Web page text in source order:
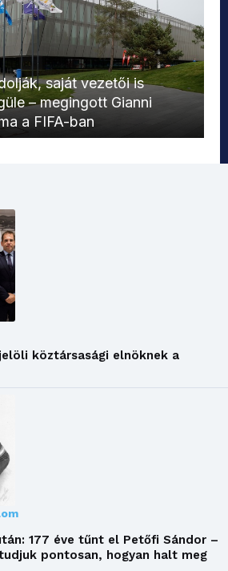
saját vezetői is
– megingott Gianni
a FIFA-ban
köztársasági elnöknek a
177 éve tűnt el Petőfi Sándor –
pontosan, hogyan halt meg